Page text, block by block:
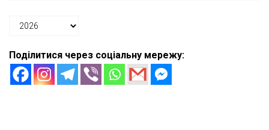
Поділитися через соціальну мережу: